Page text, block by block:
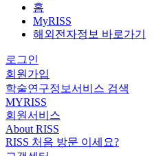
홈
MyRISS
해외전자정보 바로가기
로그인
회원가입
학술연구정보서비스 검색
MYRISS
회원서비스
About RISS
RISS 처음 방문 이세요?